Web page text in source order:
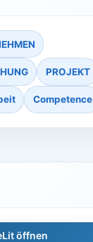
PROJEKT
Competence
öffnen